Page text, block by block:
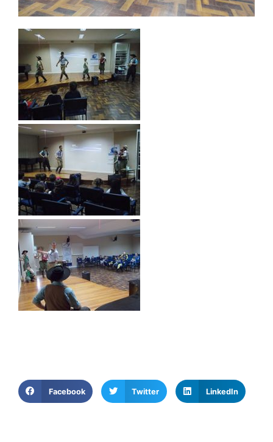
Facebook Twitter LinkedIn